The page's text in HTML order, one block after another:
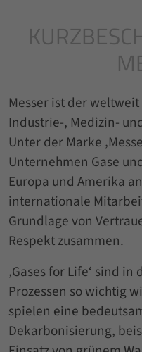
Messer ist der
Industrie-, Medizin-
Unter der Marke
Unternehmen Gase
Europa und Amerika
internationale
Grundlage von
Respekt zusammen.
‚Gases for Life‘ sind
Prozessen so wichtig
spielen eine
Dekarbonisierung,